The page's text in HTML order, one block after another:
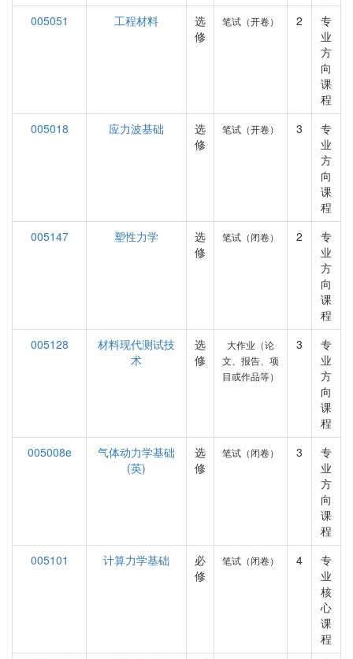
005051
工程材料
选
修
笔试（开卷） 2
专
业
方
向
课
程
005018
应力波基础
选
修
笔试（开卷） 3
专
业
方
向
课
程
005147
塑性力学
选
修
笔试（闭卷） 2
专
业
方
向
课
程
005128
材料现代测试技
术
选
修
大作业（论
文、报告、项
目或作品等）
3
专
业
方
向
课
程
005008e
气体动力学基础
(英)
选
修
笔试（闭卷） 3
专
业
方
向
课
程
005101
计算力学基础
必
修
笔试（闭卷） 4
专
业
核
心
课
程